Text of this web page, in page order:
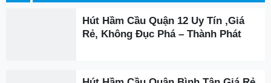
Hút Hầm Cầu Quận 12 Uy Tín ,Giá
Rẻ, Không Đục Phá – Thành Phát